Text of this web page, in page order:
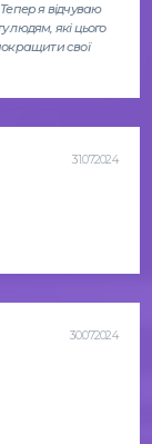
я відчуваю
людям, які цього
свої
31.07.2024
30.07.2024